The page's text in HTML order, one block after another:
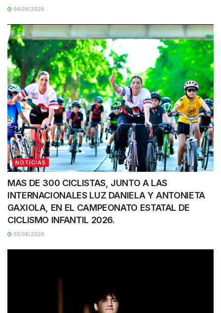
04/08/2026
NOTICIAS
MAS DE 300 CICLISTAS, JUNTO A LAS
INTERNACIONALES LUZ DANIELA Y ANTONIETA
GAXIOLA, EN EL CAMPEONATO ESTATAL DE
CICLISMO INFANTIL 2026.
03/08/2026